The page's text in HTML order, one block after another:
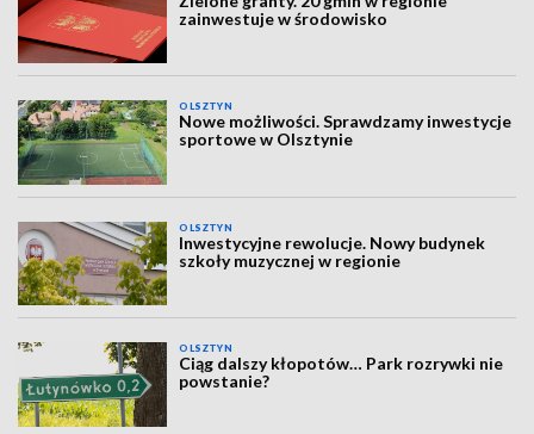
zainwestuje w środowisko
OLSZTYN
Nowe możliwości. Sprawdzamy inwestycje
sportowe w Olsztynie
OLSZTYN
Inwestycyjne rewolucje. Nowy budynek
szkoły muzycznej w regionie
OLSZTYN
Ciąg dalszy kłopotów… Park rozrywki nie
powstanie?